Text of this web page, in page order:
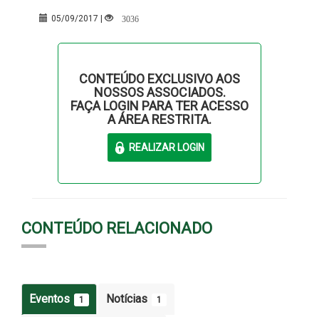
05/09/2017 | 3036
CONTEÚDO EXCLUSIVO AOS
NOSSOS ASSOCIADOS.
FAÇA LOGIN PARA TER ACESSO
A ÁREA RESTRITA.
CONTEÚDO RELACIONADO
Eventos 1 Notícias 1